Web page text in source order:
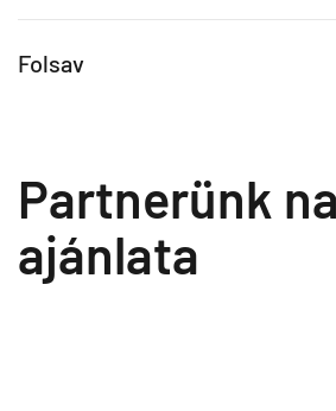
Folsav
Partnerünk
ajánlata